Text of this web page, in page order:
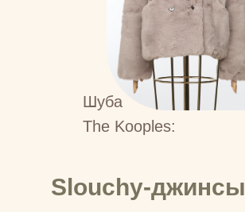
Шуба
The Kooples:
Slouchy-джинсы